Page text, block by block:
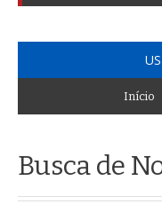
Início
Busca de